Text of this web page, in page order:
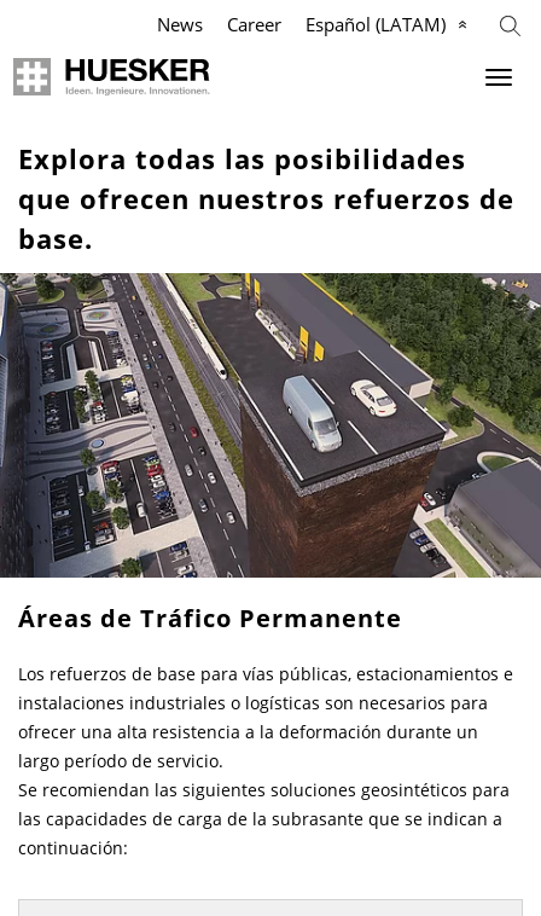
News Career Español (LATAM)
Geosintéticos
Aplicaciones
Productos
Referencias
Videos
Conocimiento
Servicios
Agricultura
Aplicaciones
Productos
Referencias
Videos
Servicios
Contactos
Aplicaciones
Productos
Referencias
Videos
Services
Contactos
Nuestra Misión
Filosofía
Equipo de Gestión
Cumplimiento
Historia
Ubicaciones
Explora todas las posibilidades
que ofrecen nuestros refuerzos de
base.
Áreas de Tráfico Permanente
Los refuerzos de base para vías públicas, estacionamientos e
instalaciones industriales o logísticas son necesarios para
ofrecer una alta resistencia a la deformación durante un
largo período de servicio.
Se recomiendan las siguientes soluciones geosintéticos para
las capacidades de carga de la subrasante que se indican a
continuación: